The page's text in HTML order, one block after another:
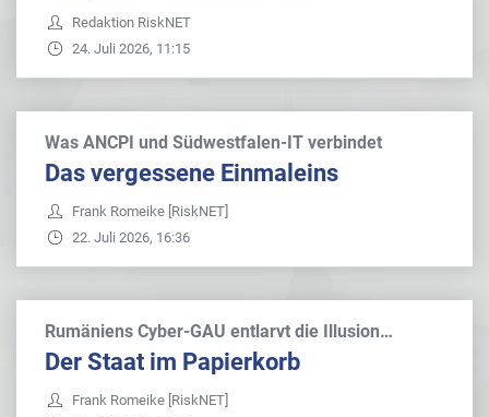
Redaktion RiskNET
24. Juli 2026, 11:15
Was ANCPI und Südwestfalen-IT verbindet
Das vergessene Einmaleins
Frank Romeike [RiskNET]
22. Juli 2026, 16:36
Rumäniens Cyber-GAU entlarvt die Illusion…
Der Staat im Papierkorb
Frank Romeike [RiskNET]